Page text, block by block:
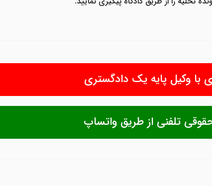
با وکیل پایه یک دادگستری
تلفنی از طریق واتساپ